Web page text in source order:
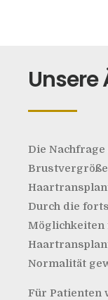
Unsere
Die
Durch die
Möglichkeiten
Normalität
Für Patienten